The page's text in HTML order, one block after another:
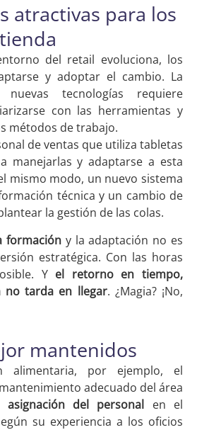
atractivas para los
del retail evoluciona, los
y adoptar el cambio. La
tecnologías requiere
con las herramientas y
métodos de trabajo.
de ventas que utiliza tabletas
manejarlas y adaptarse a esta
mismo modo, un nuevo sistema
técnica y un cambio de
la gestión de las colas.
formación y la adaptación no es
estratégica. Con las horas
Y el retorno en tiempo,
no tarda en llegar. ¿Magia? ¡No,
mantenidos
alimentaria, por ejemplo, el
adecuado del área
asignación del personal en el
su experiencia a los oficios